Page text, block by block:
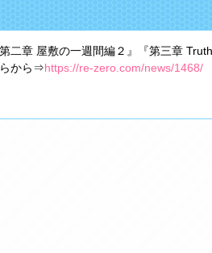
二章 屋敷の一週間編２』『第三章
から⇒https://re-zero.com/news/1468/